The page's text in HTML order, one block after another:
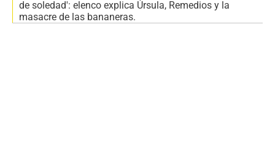
de soledad': elenco explica Úrsula, Remedios y la
masacre de las bananeras.